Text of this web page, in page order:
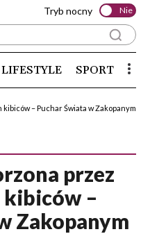
Tryb nocny Nie
LIFESTYLE SPORT
– Puchar Świata w Zakopanym
przez
–
Zakopanym